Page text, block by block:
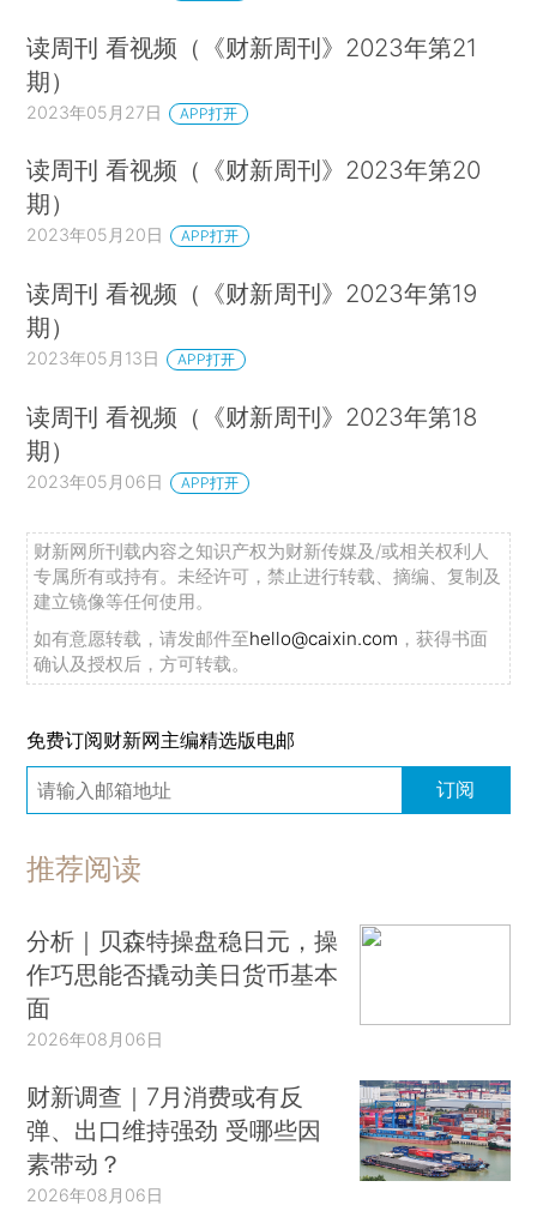
读周刊 看视频（《财新周刊》2023年第21
期）
2023年05月27日 APP打开
读周刊 看视频（《财新周刊》2023年第20
期）
2023年05月20日 APP打开
读周刊 看视频（《财新周刊》2023年第19
期）
2023年05月13日 APP打开
读周刊 看视频（《财新周刊》2023年第18
期）
2023年05月06日 APP打开
财新网所刊载内容之知识产权为财新传媒及/或相关权利人
专属所有或持有。未经许可，禁止进行转载、摘编、复制及
建立镜像等任何使用。
如有意愿转载，请发邮件至hello@caixin.com ，获得书面
确认及授权后，方可转载。
免费订阅财新网主编精选版电邮
订阅
推荐阅读
分析｜贝森特操盘稳日元，操
作巧思能否撬动美日货币基本
面
2026年08月06日
财新调查｜7月消费或有反
弹、出口维持强劲 受哪些因
素带动？
2026年08月06日